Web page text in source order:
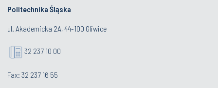
Politechnika Śląska
ul. Akademicka 2A, 44-100 Gliwice
32 237 10 00
Fax: 32 237 16 55